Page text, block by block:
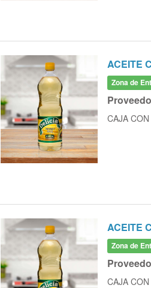
ACEITE
Zona de
CAJA
ACEITE
Zona de
CAJA